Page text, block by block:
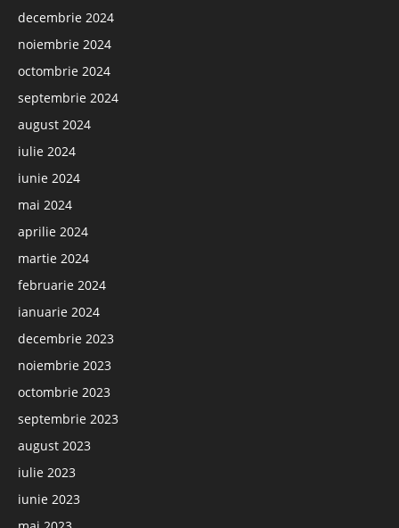
decembrie 2024
noiembrie 2024
octombrie 2024
septembrie 2024
august 2024
iulie 2024
iunie 2024
mai 2024
aprilie 2024
martie 2024
februarie 2024
ianuarie 2024
decembrie 2023
noiembrie 2023
octombrie 2023
septembrie 2023
august 2023
iulie 2023
iunie 2023